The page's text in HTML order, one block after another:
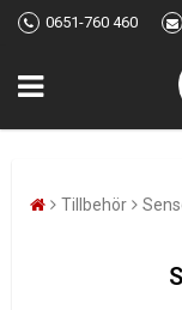
0651-760 460
Tillbehör